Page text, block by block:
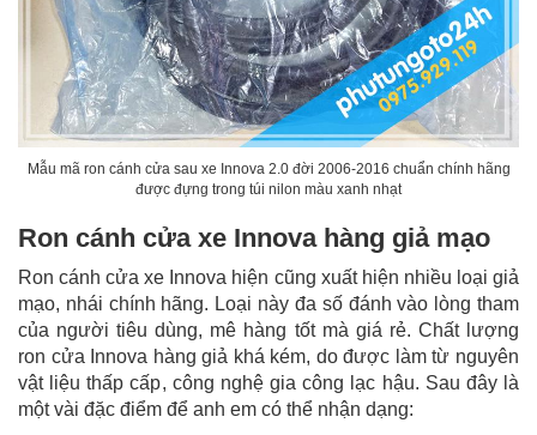
Mẫu mã ron cánh cửa sau xe Innova 2.0 đời 2006-2016 chuẩn chính hãng
được đựng trong túi nilon màu xanh nhạt
Ron cánh cửa xe Innova hàng giả mạo
Ron cánh cửa xe Innova hiện cũng xuất hiện nhiều loại giả
mạo, nhái chính hãng. Loại này đa số đánh vào lòng tham
của người tiêu dùng, mê hàng tốt mà giá rẻ. Chất lượng
ron cửa Innova hàng giả khá kém, do được làm từ nguyên
vật liệu thấp cấp, công nghệ gia công lạc hậu. Sau đây là
một vài đặc điểm để anh em có thể nhận dạng: